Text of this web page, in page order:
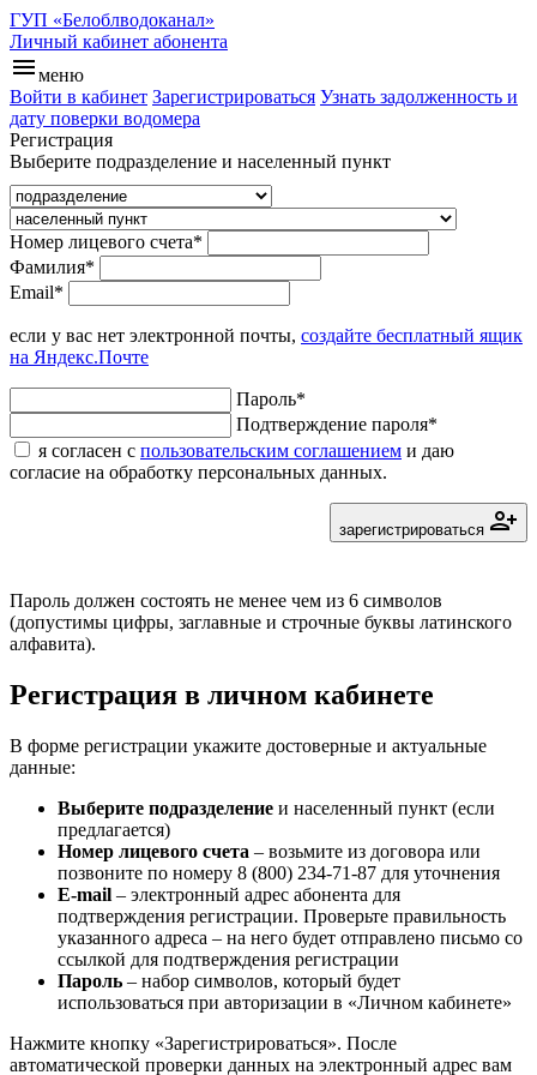
ГУП «Белоблводоканал»
Личный кабинет абонента
menuменю
Войти в кабинет Зарегистрироваться Узнать задолженность и
дату поверки водомера
Регистрация
Выберите подразделение и населенный пункт
Номер лицевого счета*
Фамилия*
Email*
если у вас нет электронной почты, создайте бесплатный ящик
на Яндекс.Почте
Пароль*
Подтверждение пароля*
я согласен с пользовательским соглашением и даю
согласие на обработку персональных данных.
зарегистрироваться person_add_alt
Пароль должен состоять не менее чем из 6 символов
(допустимы цифры, заглавные и строчные буквы латинского
алфавита).
Регистрация в личном кабинете
В форме регистрации укажите достоверные и актуальные
данные:
Выберите подразделение и населенный пункт (если
предлагается)
Номер лицевого счета – возьмите из договора или
позвоните по номеру 8 (800) 234-71-87 для уточнения
E-mail – электронный адрес абонента для
подтверждения регистрации. Проверьте правильность
указанного адреса – на него будет отправлено письмо со
ссылкой для подтверждения регистрации
Пароль – набор символов, который будет
использоваться при авторизации в «Личном кабинете»
Нажмите кнопку «Зарегистрироваться». После
автоматической проверки данных на электронный адрес вам